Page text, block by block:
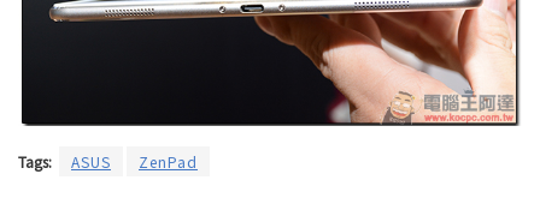
Tags: ASUS ZenPad